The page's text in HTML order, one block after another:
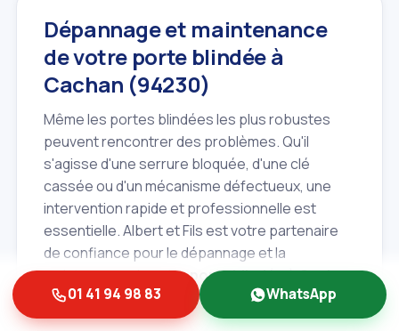
Dépannage et maintenance
de votre porte blindée à
Cachan (94230)
Même les portes blindées les plus robustes
peuvent rencontrer des problèmes. Qu'il
s'agisse d'une serrure bloquée, d'une clé
cassée ou d'un mécanisme défectueux, une
intervention rapide et professionnelle est
essentielle. Albert et Fils est votre partenaire
de confiance pour le dépannage et la
maintenance de votreporte blindée à Cachan
(94230) et dans les communes avoisinantes
comme Fresnes (94260) ou L'Haÿ‑les‑Roses
01 41 94 98 83 WhatsApp